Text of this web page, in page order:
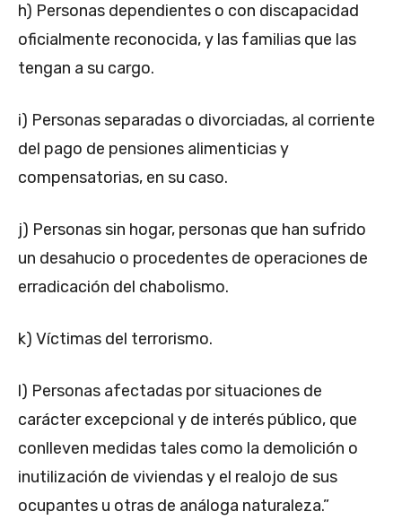
h) Personas dependientes o con discapacidad
oficialmente reconocida, y las familias que las
tengan a su cargo.
i) Personas separadas o divorciadas, al corriente
del pago de pensiones alimenticias y
compensatorias, en su caso.
j) Personas sin hogar, personas que han sufrido
un desahucio o procedentes de operaciones de
erradicación del chabolismo.
k) Víctimas del terrorismo.
l) Personas afectadas por situaciones de
carácter excepcional y de interés público, que
conlleven medidas tales como la demolición o
inutilización de viviendas y el realojo de sus
ocupantes u otras de análoga naturaleza.”